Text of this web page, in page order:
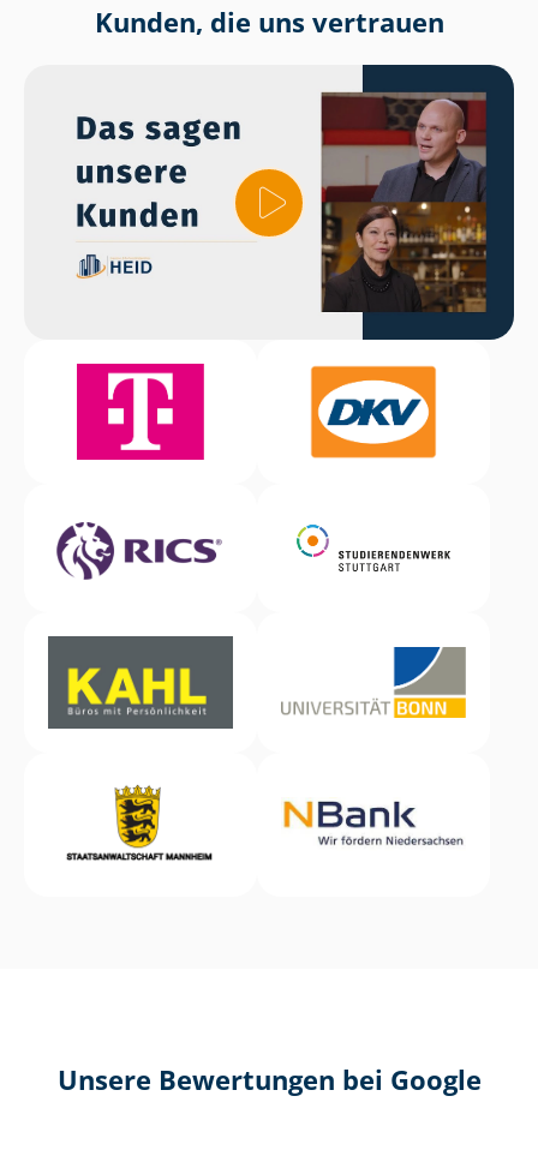
Kunden, die uns vertrauen
Unsere Bewertungen bei Google